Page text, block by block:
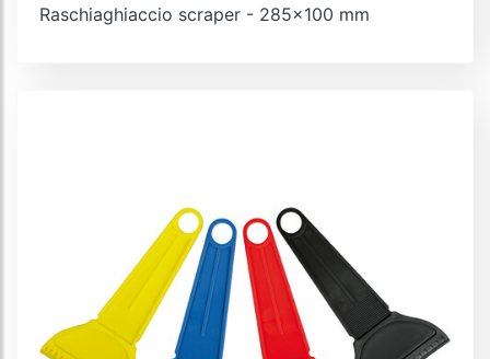
Raschiaghiaccio scraper - 285x100 mm